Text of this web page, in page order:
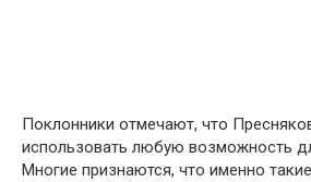
Поклонники отмечают, что
использовать любую возможность
Многие признаются, что именно